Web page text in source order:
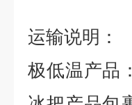
运输说明：
极低温产品